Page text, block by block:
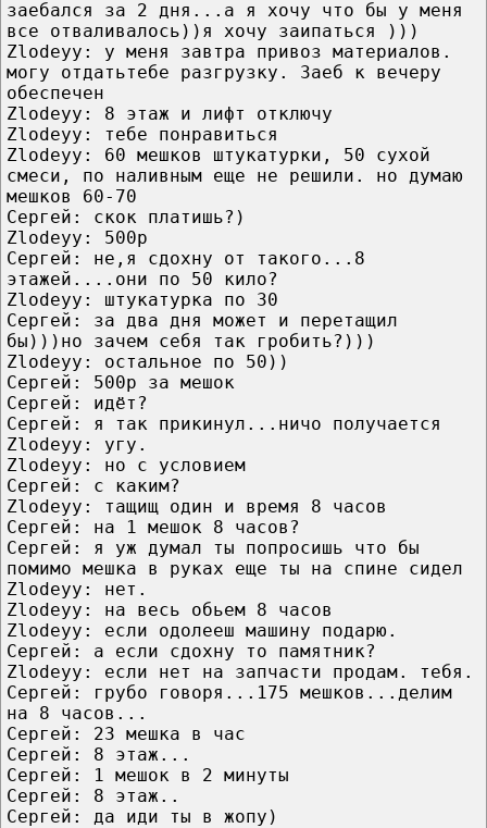
заебался за 2 дня...а я хочу что бы у меня
все отваливалось))я хочу заипаться )))
Zlodeyy: у меня завтра привоз материалов.
могу отдатьтебе разгрузку. Заеб к вечеру
обеспечен
Zlodeyy: 8 этаж и лифт отключу
Zlodeyy: тебе понравиться
Zlodeyy: 60 мешков штукатурки, 50 сухой
смеси, по наливным еще не решили. но думаю
мешков 60-70
Сергей: скок платишь?)
Zlodeyy: 500р
Сергей: не,я сдохну от такого...8
этажей....они по 50 кило?
Zlodeyy: штукатурка по 30
Сергей: за два дня может и перетащил
бы)))но зачем себя так гробить?)))
Zlodeyy: остальное по 50))
Сергей: 500р за мешок
Сергей: идёт?
Сергей: я так прикинул...ничо получается
Zlodeyy: угу.
Zlodeyy: но с условием
Сергей: с каким?
Zlodeyy: тащищ один и время 8 часов
Сергей: на 1 мешок 8 часов?
Сергей: я уж думал ты попросишь что бы
помимо мешка в руках еще ты на спине сидел
Zlodeyy: нет.
Zlodeyy: на весь обьем 8 часов
Zlodeyy: если одолееш машину подарю.
Сергей: а если сдохну то памятник?
Zlodeyy: если нет на запчасти продам. тебя.
Сергей: грубо говоря...175 мешков...делим
на 8 часов...
Сергей: 23 мешка в час
Сергей: 8 этаж...
Сергей: 1 мешок в 2 минуты
Сергей: 8 этаж..
Сергей: да иди ты в жопу)